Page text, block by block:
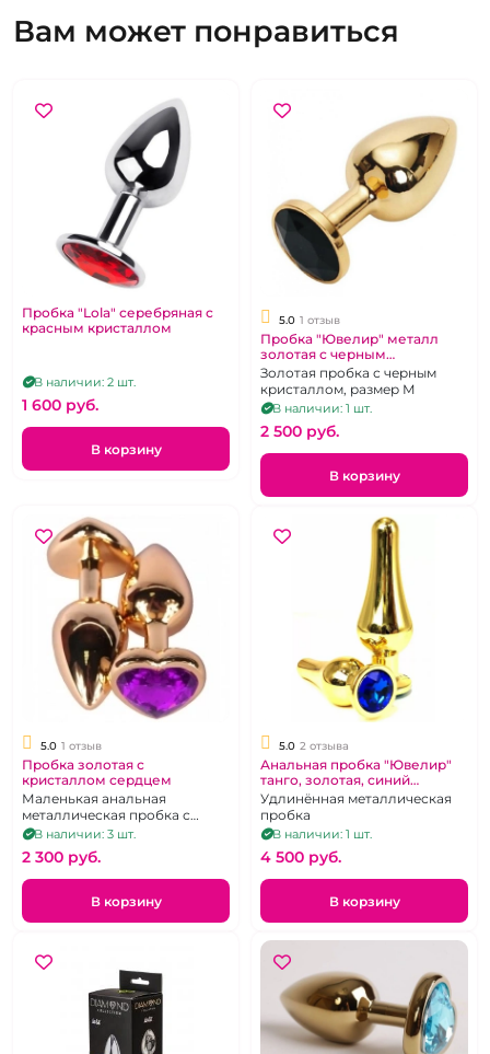
Вам может понравиться
Пробка "Lola" серебряная с
красным кристаллом
В наличии: 2 шт.
1 600 pуб.
В корзину
5.0 1 отзыв
Пробка "Ювелир" металл
золотая с черным
кристаллом
Золотая пробка с черным
кристаллом, размер М
В наличии: 1 шт.
2 500 pуб.
В корзину
5.0 1 отзыв
Пробка золотая с
кристаллом сердцем
Маленькая анальная
металлическая пробка с
золотым покрытием и с
кристаллом в форме сердца
В наличии: 3 шт.
2 300 pуб.
В корзину
5.0 2 отзыва
Анальная пробка "Ювелир"
танго, золотая, синий
кристалл, размер L
Удлинённая металлическая
пробка
В наличии: 1 шт.
4 500 pуб.
В корзину